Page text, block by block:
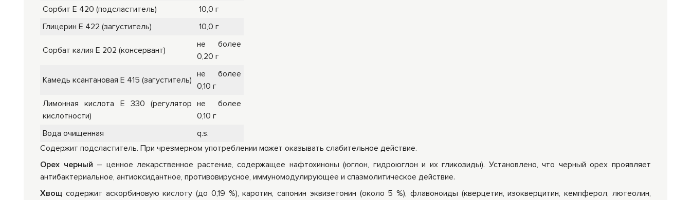
Сорбит Е 420 (подсластитель)
10,0 г
Глицерин Е 422 (загуститель)
10,0 г
Сорбат калия Е 202 (консервант)
не более
0,20 г
Камедь ксантановая Е 415 (загуститель)
не более
0,10 г
Лимонная кислота Е 330 (регулятор
кислотности)
не более
0,10 г
Вода очищенная
q.s.
Содержит подсластитель. При чрезмерном употреблении может оказывать слабительное действие.
Орех черный ― ценное лекарственное растение, содержащее нафтохиноны (юглон, гидроюглон и их гликозиды). Установлено, что черный орех проявляет
антибактериальное, антиоксидантное, противовирусное, иммуномодулирующее и спазмолитическое действие.
Хвощ содержит аскорбиновую кислоту (до 0,19 %), каротин, сапонин эквизетонин (около 5 %), флавоноиды (кверцетин, изокверцитин, кемпферол, лютеолин,